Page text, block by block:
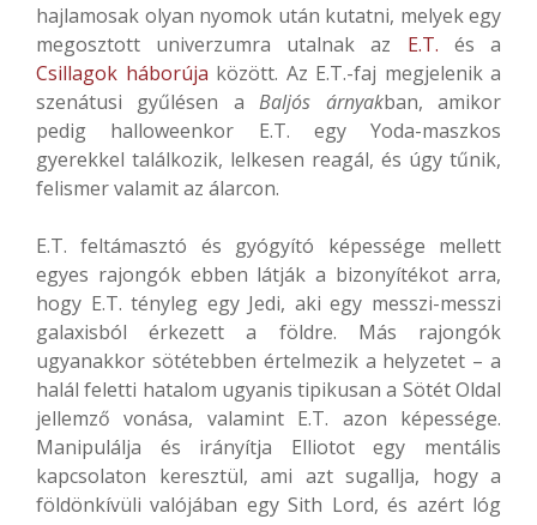
hajlamosak olyan nyomok után kutatni, melyek egy
megosztott univerzumra utalnak az E.T. és a
Csillagok háborúja között. Az E.T.-faj megjelenik a
szenátusi gyűlésen aBaljós árnyakban, amikor
pedig halloweenkor E.T. egy Yoda-maszkos
gyerekkel találkozik, lelkesen reagál, és úgy tűnik,
felismer valamit az álarcon.
E.T. feltámasztó és gyógyító képessége mellett
egyes rajongók ebben látják a bizonyítékot arra,
hogy E.T. tényleg egy Jedi, aki egy messzi-messzi
galaxisból érkezett a földre. Más rajongók
ugyanakkor sötétebben értelmezik a helyzetet – a
halál feletti hatalom ugyanis tipikusan a Sötét Oldal
jellemző vonása, valamint E.T. azon képessége.
Manipulálja és irányítja Elliotot egy mentális
kapcsolaton keresztül, ami azt sugallja, hogy a
földönkívüli valójában egy Sith Lord, és azért lóg